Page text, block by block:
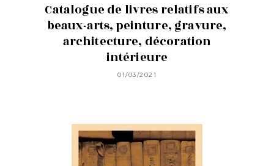
Catalogue de livres relatifs aux
beaux-arts, peinture, gravure,
architecture, décoration
intérieure
01/03/2021